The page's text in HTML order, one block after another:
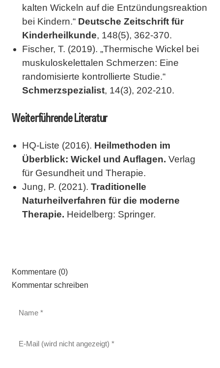
kalten Wickeln auf die Entzündungsreaktion
bei Kindern.“ Deutsche Zeitschrift für
Kinderheilkunde, 148(5), 362-370.
Fischer, T. (2019). „Thermische Wickel bei
muskuloskelettalen Schmerzen: Eine
randomisierte kontrollierte Studie.“
Schmerzspezialist, 14(3), 202-210.
Weiterführende Literatur
HQ-Liste (2016). Heilmethoden im
Überblick: Wickel und Auflagen. Verlag
für Gesundheit und Therapie.
Jung, P. (2021). Traditionelle
Naturheilverfahren für die moderne
Therapie. Heidelberg: Springer.
Kommentare (0)
Kommentar schreiben